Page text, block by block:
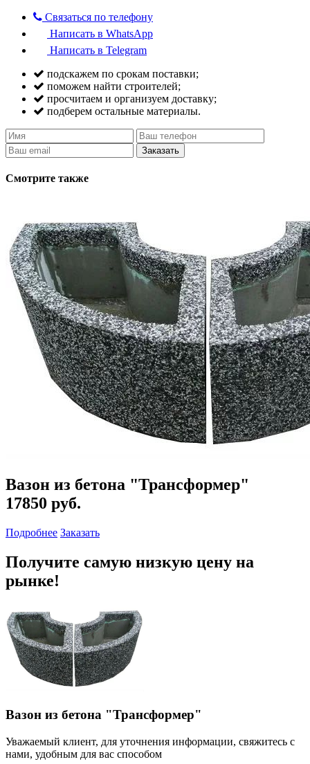
Связаться по телефону
Написать в WhatsApp
Написать в Telegram
подскажем по срокам поставки;
поможем найти строителей;
просчитаем и организуем доставку;
подберем остальные материалы.
Заказать
Смотрите также
Вазон из бетона "Трансформер"
17850 руб.
Подробнее Заказать
Получите самую низкую цену на
рынке!
Вазон из бетона "Трансформер"
Уважаемый клиент, для уточнения информации, свяжитесь с
нами, удобным для вас способом